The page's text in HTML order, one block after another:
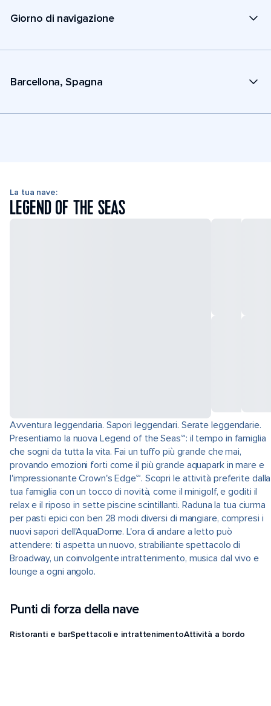
Giorno di navigazione
Barcellona, Spagna
La tua nave:
LEGEND OF THE SEAS
Avventura leggendaria. Sapori leggendari. Serate leggendarie.
Presentiamo la nuova Legend of the Seas℠: il tempo in famiglia
che sogni da tutta la vita. Fai un tuffo più grande che mai,
provando emozioni forti come il più grande aquapark in mare e
l'impressionante Crown's Edge℠. Scopri le attività preferite dalla
tua famiglia con un tocco di novità, come il minigolf, e goditi il
relax e il riposo in sette piscine scintillanti. Raduna la tua ciurma
per pasti epici con ben 28 modi diversi di mangiare, compresi i
nuovi sapori dell'AquaDome. L'ora di andare a letto può
attendere: ti aspetta un nuovo, strabiliante spettacolo di
Broadway, un coinvolgente intrattenimento, musica dal vivo e
lounge a ogni angolo.
Punti di forza della nave
Ristoranti e barSpettacoli e intrattenimentoAttività a bordo